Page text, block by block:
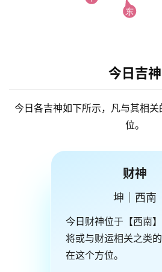
今日吉神
今日各吉神如下所示，凡与其相
位。
财神
坤｜西南
今日财神位于【西南
将或与财运相关之类
在这个方位。